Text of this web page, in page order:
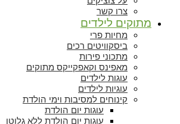
צרו קשר
מתוקים לילדים
מחיות פרי
ביסקוויטים רכים
מתכוני פירות
מאפינס וקאפקייקס מתוקים
עוגות לילדים
עוגיות לילדים
קינוחים למסיבות וימי הולדת
עוגות יום הולדת
עוגות יום הולדת ללא גלוטן